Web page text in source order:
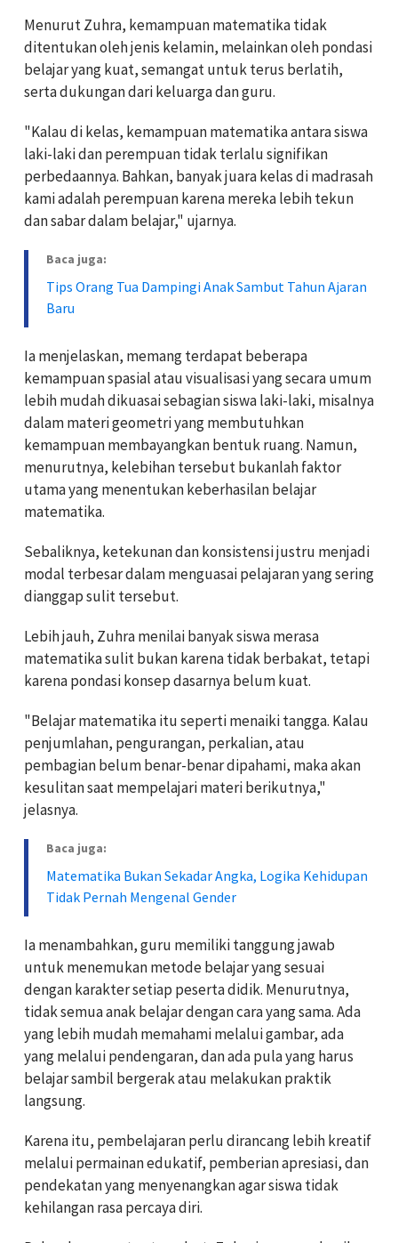
Menurut Zuhra, kemampuan matematika tidak
ditentukan oleh jenis kelamin, melainkan oleh pondasi
belajar yang kuat, semangat untuk terus berlatih,
serta dukungan dari keluarga dan guru.
"Kalau di kelas, kemampuan matematika antara siswa
laki-laki dan perempuan tidak terlalu signifikan
perbedaannya. Bahkan, banyak juara kelas di madrasah
kami adalah perempuan karena mereka lebih tekun
dan sabar dalam belajar," ujarnya.
Baca juga:
Tips Orang Tua Dampingi Anak Sambut Tahun Ajaran
Baru
Ia menjelaskan, memang terdapat beberapa
kemampuan spasial atau visualisasi yang secara umum
lebih mudah dikuasai sebagian siswa laki-laki, misalnya
dalam materi geometri yang membutuhkan
kemampuan membayangkan bentuk ruang. Namun,
menurutnya, kelebihan tersebut bukanlah faktor
utama yang menentukan keberhasilan belajar
matematika.
Sebaliknya, ketekunan dan konsistensi justru menjadi
modal terbesar dalam menguasai pelajaran yang sering
dianggap sulit tersebut.
Lebih jauh, Zuhra menilai banyak siswa merasa
matematika sulit bukan karena tidak berbakat, tetapi
karena pondasi konsep dasarnya belum kuat.
"Belajar matematika itu seperti menaiki tangga. Kalau
penjumlahan, pengurangan, perkalian, atau
pembagian belum benar-benar dipahami, maka akan
kesulitan saat mempelajari materi berikutnya,"
jelasnya.
Baca juga:
Matematika Bukan Sekadar Angka, Logika Kehidupan
Tidak Pernah Mengenal Gender
Ia menambahkan, guru memiliki tanggung jawab
untuk menemukan metode belajar yang sesuai
dengan karakter setiap peserta didik. Menurutnya,
tidak semua anak belajar dengan cara yang sama. Ada
yang lebih mudah memahami melalui gambar, ada
yang melalui pendengaran, dan ada pula yang harus
belajar sambil bergerak atau melakukan praktik
langsung.
Karena itu, pembelajaran perlu dirancang lebih kreatif
melalui permainan edukatif, pemberian apresiasi, dan
pendekatan yang menyenangkan agar siswa tidak
kehilangan rasa percaya diri.